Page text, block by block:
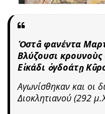
Ὀστᾶ φανέντα
Βλύζουσι
Εἰκάδι ὀγδοάτῃ
Αγωνίσθηκαν και οι
Διοκλητιανού (292